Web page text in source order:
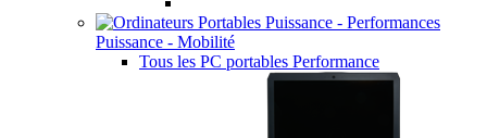
Puissance - Mobilité
Tous les PC portables Performance